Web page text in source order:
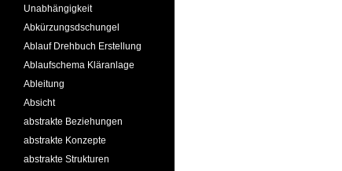
Unabhängigkeit
Abkürzungsdschungel
Ablauf Drehbuch Erstellung
Ablaufschema Kläranlage
Ableitung
Absicht
abstrakte Beziehungen
abstrakte Konzepte
abstrakte Strukturen